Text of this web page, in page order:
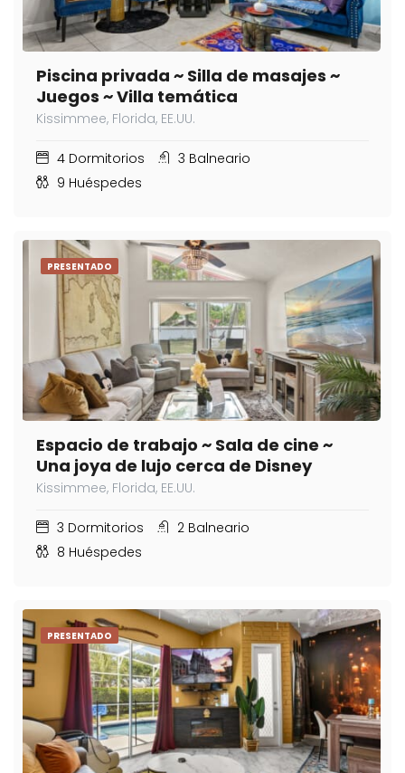
Piscina privada ~ Silla de masajes ~
Juegos ~ Villa temática
Kissimmee, Florida, EE.UU.
4 Dormitorios 3 Balneario
9 Huéspedes
PRESENTADO
Espacio de trabajo ~ Sala de cine ~
Una joya de lujo cerca de Disney
Kissimmee, Florida, EE.UU.
3 Dormitorios 2 Balneario
8 Huéspedes
PRESENTADO